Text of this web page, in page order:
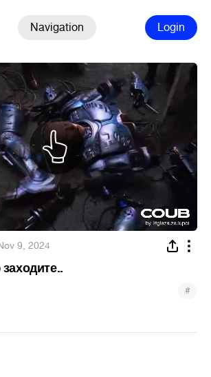
Navigation Login
9, 2024
#